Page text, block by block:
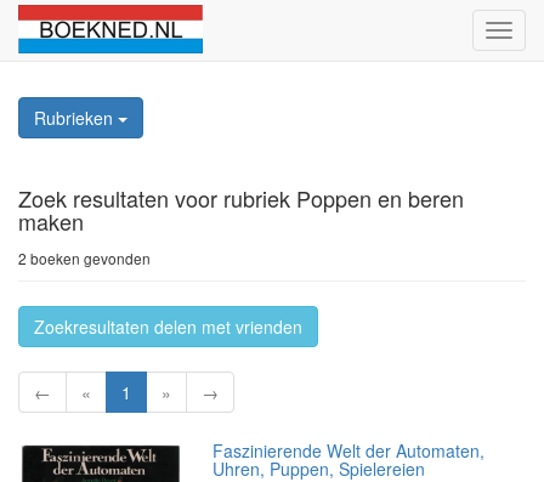
Rubrieken
Zoek resultaten voor rubriek Poppen en beren
maken
2 boeken gevonden
Zoekresultaten delen met vrienden
← « 1 » →
Faszinierende Welt der Automaten,
Uhren, Puppen, Spielereien